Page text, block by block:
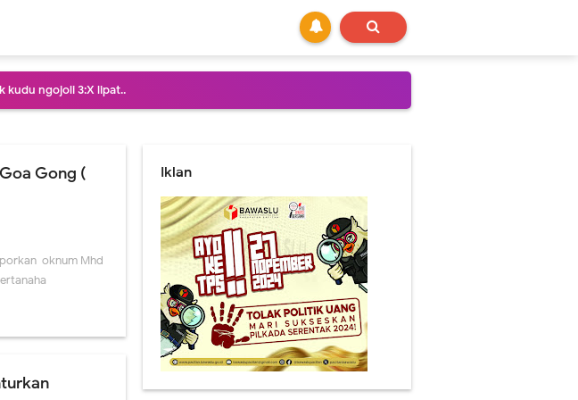
kudu ngojoli 3:X lipat..
rega 50:ewu..
disinyalir okeh sing tukang nyim`eng..
tikus , yen rapingin kenek Leptospirosis..
dodol Jabatan , ben Bupati liyan brayan wae sing pekok
, Trend gadis belia wira wiri cuci mata prajurit muda.
Bebek .! Kartu merah 3 dino di cabut maneh..
Gong (
oknum Mhd
Iklan